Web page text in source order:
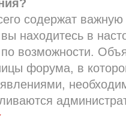
содержат
находитесь в
возможности.
форума, в